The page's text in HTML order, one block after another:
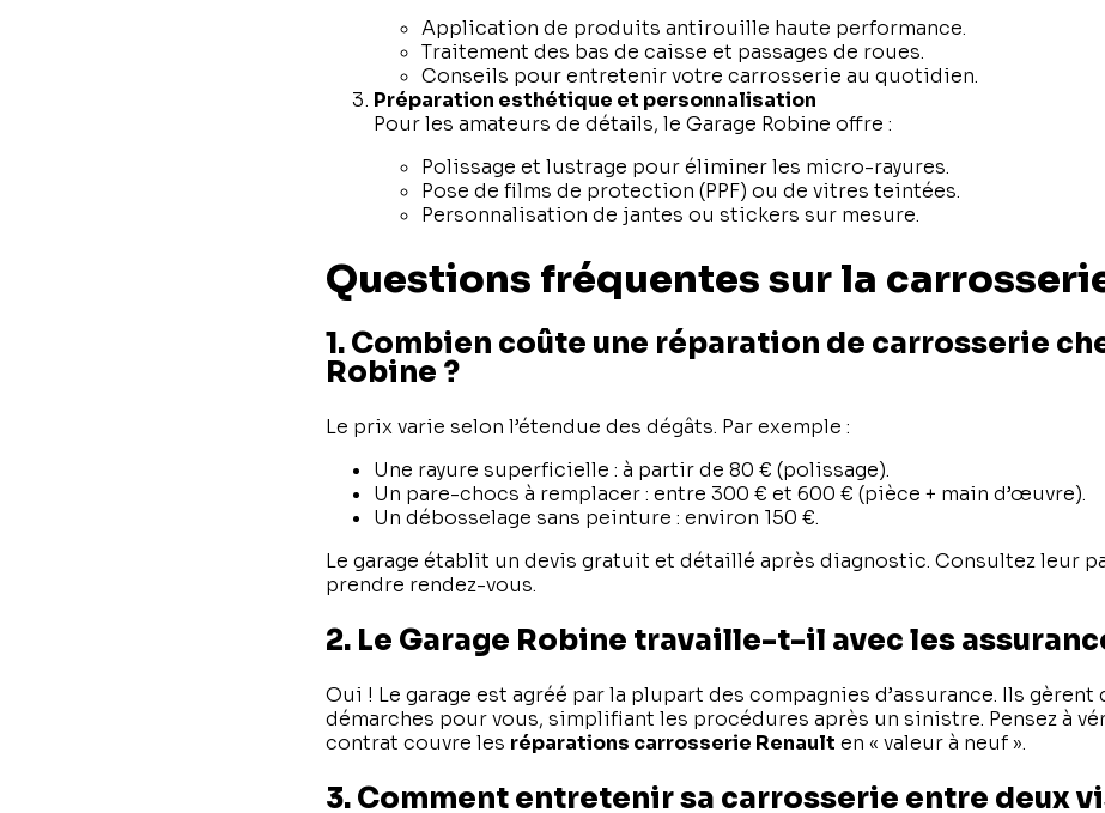
Application de produits antirouille haute performance.
Traitement des bas de caisse et passages de roues.
Conseils pour entretenir votre carrosserie au quotidien.
Préparation esthétique et personnalisation
Pour les amateurs de détails, le Garage Robine offre :
Polissage et lustrage pour éliminer les micro-rayures.
Pose de films de protection (PPF) ou de vitres teintées.
Personnalisation de jantes ou stickers sur mesure.
Questions fréquentes sur la
1. Combien coûte une réparation de carrosserie
Robine ?
Le prix varie selon l’étendue des dégâts. Par exemple :
Une rayure superficielle : à partir de 80 € (polissage).
Un pare-chocs à remplacer : entre 300 € et 600 € (pièce + main d’œuvre).
Un débosselage sans peinture : environ 150 €.
Le garage établit un devis gratuit et détaillé après diagnostic. Consultez leur
prendre rendez-vous.
2. Le Garage Robine travaille-t-il avec les
Oui ! Le garage est agréé par la plupart des compagnies d’assurance. Ils
démarches pour vous, simplifiant les procédures après un sinistre. Pensez à
contrat couvre les réparations carrosserie Renault en « valeur à neuf ».
3. Comment entretenir sa carrosserie entre deux